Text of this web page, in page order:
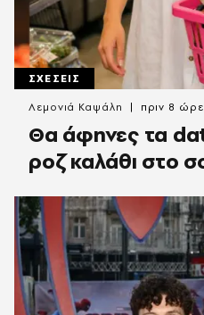
ΣΧΕΣΕΙΣ
Θα άφηνες τα
ροζ καλάθι στο
Λεμονιά Καψάλη πριν 8